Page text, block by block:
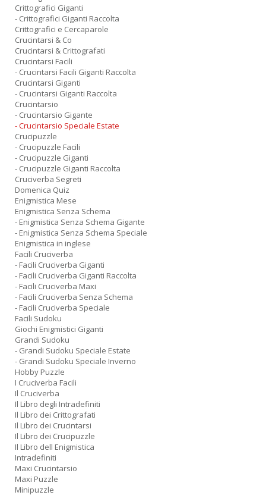
Crittografici Giganti
- Crittografici Giganti Raccolta
Crittografici e Cercaparole
Crucintarsi & Co
Crucintarsi & Crittografati
Crucintarsi Facili
- Crucintarsi Facili Giganti Raccolta
Crucintarsi Giganti
- Crucintarsi Giganti Raccolta
Crucintarsio
- Crucintarsio Gigante
- Crucintarsio Speciale Estate
Crucipuzzle
- Crucipuzzle Facili
- Crucipuzzle Giganti
- Crucipuzzle Giganti Raccolta
Cruciverba Segreti
Domenica Quiz
Enigmistica Mese
Enigmistica Senza Schema
- Enigmistica Senza Schema Gigante
- Enigmistica Senza Schema Speciale
Enigmistica in inglese
Facili Cruciverba
- Facili Cruciverba Giganti
- Facili Cruciverba Giganti Raccolta
- Facili Cruciverba Maxi
- Facili Cruciverba Senza Schema
- Facili Cruciverba Speciale
Facili Sudoku
Giochi Enigmistici Giganti
Grandi Sudoku
- Grandi Sudoku Speciale Estate
- Grandi Sudoku Speciale Inverno
Hobby Puzzle
I Cruciverba Facili
Il Cruciverba
Il Libro degli Intradefiniti
Il Libro dei Crittografati
Il Libro dei Crucintarsi
Il Libro dei Crucipuzzle
Il Libro dell Enigmistica
Intradefiniti
Maxi Crucintarsio
Maxi Puzzle
Minipuzzle